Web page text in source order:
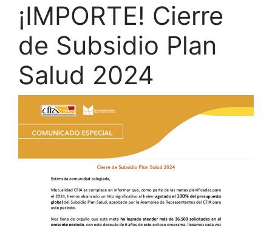
¡IMPORTE! Cierre
de Subsidio Plan
Salud 2024